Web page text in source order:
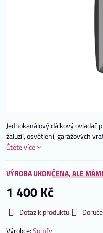
Jednokanálový dálkový ovladač
žaluzií, osvětlení, garážových
Čtěte více
VÝROBA UKONČENA, ALE
1 400 Kč
Dotaz k produktu
Výrobce:Somfy